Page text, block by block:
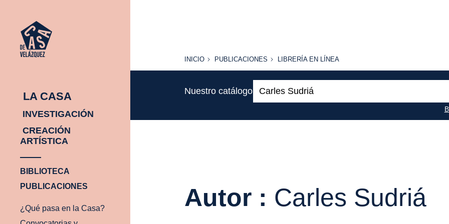
LA CASA
INVESTIGACIÓN
CREACIÓN
ARTÍSTICA
BIBLIOTECA
PUBLICACIONES
¿Qué pasa en la Casa?
INICIO
INICIO PUBLICACIONES
PUBLICACIONES
LIBRERÍA
LÍNEA
LIBRERÍA EN LÍNEA
Nuestro catálogo
Autor : Carles Sudriá